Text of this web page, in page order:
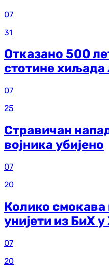
07
31
Отказано 500
стотине хиљада
07
25
Стравичан
војника убијено
07
20
Колико
унијети из БиХ
07
20